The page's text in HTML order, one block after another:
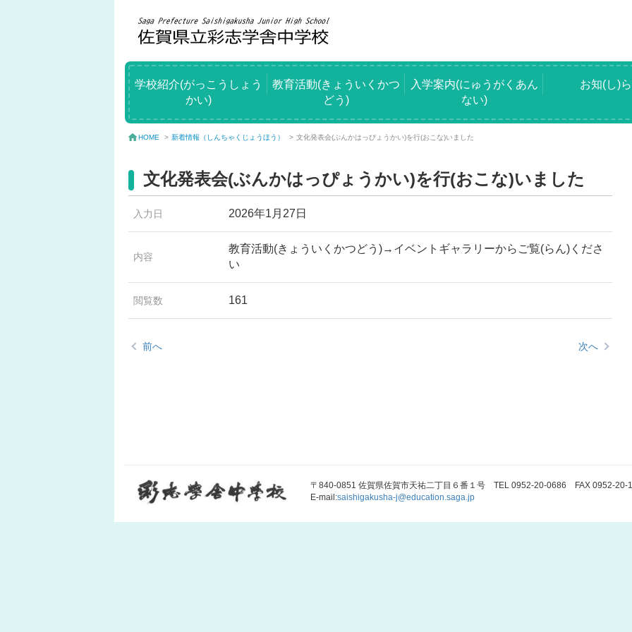
学校紹介(がっこうしょう
かい)
教育活動(きょういくかつ
どう)
入学案内(にゅうがくあん
ない)
お知(し)
HOME > 新着情報（しんちゃくじょうほう） > 文化発表会(ぶんかはっぴょうかい)を行(おこな)いました
文化発表会(ぶんかはっぴょうかい)を行(おこな)いました
入力日 2026年1月27日
内容
教育活動(きょういくかつどう)→イベントギャラリーからご覧(らん)くださ
い
閲覧数 161
前へ 次へ
〒840-0851 佐賀県佐賀市天祐二丁目６番１号 TEL 0952-20-0686 FAX 0952-20-
E-mail:saishigakusha-j@education.saga.jp